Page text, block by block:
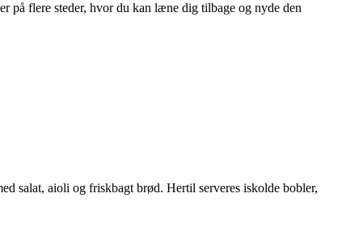
på flere steder, hvor du kan læne dig tilbage og nyde den
salat, aioli og friskbagt brød. Hertil serveres iskolde bobler,